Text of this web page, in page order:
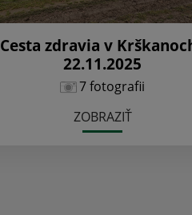
Cesta zdravia v
22.11.2025
7 fotografii
ZOBRAZIŤ